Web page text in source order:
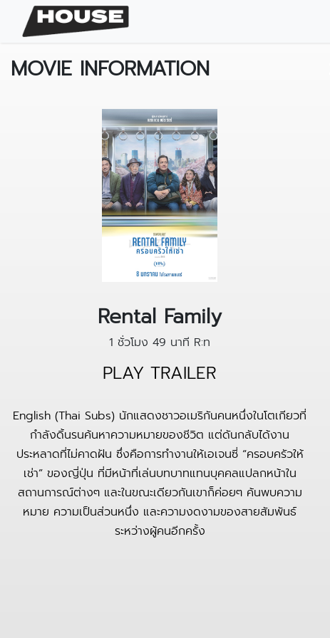
MOVIE INFORMATION
Rental Family
1 ชั่วโมง 49 นาที R:ท
PLAY TRAILER
English (Thai Subs) นักแสดงชาวอเมริกันคนหนึ่งในโตเกียวที่
กำลังดิ้นรนค้นหาความหมายของชีวิต แต่ดันกลับได้งาน
ประหลาดที่ไม่คาดฝัน ซึ่งคือการทำงานให้เอเจนซี่ “ครอบครัวให้
เช่า” ของญี่ปุ่น ที่มีหน้าที่เล่นบทบาทแทนบุคคลแปลกหน้าใน
สถานการณ์ต่างๆ และในขณะเดียวกันเขาก็ค่อยๆ ค้นพบความ
หมาย ความเป็นส่วนหนึ่ง และความงดงามของสายสัมพันธ์
ระหว่างผู้คนอีกครั้ง